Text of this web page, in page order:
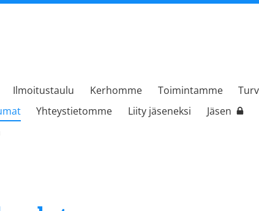
Ilmoitustaulu Kerhomme Toimintamme
Yhteystietomme Liity jäseneksi Jäsen